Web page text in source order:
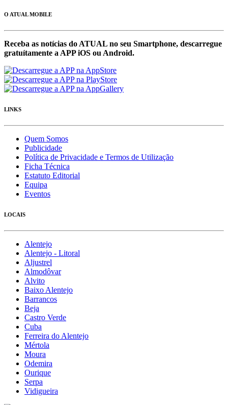
O ATUAL MOBILE
Receba as notícias do ATUAL no seu Smartphone, descarregue
gratuítamente a APP iOS ou Android.
LINKS
Quem Somos
Publicidade
Política de Privacidade e Termos de Utilização
Ficha Técnica
Estatuto Editorial
Equipa
Eventos
LOCAIS
Alentejo
Alentejo - Litoral
Aljustrel
Almodôvar
Alvito
Baixo Alentejo
Barrancos
Beja
Castro Verde
Cuba
Ferreira do Alentejo
Mértola
Moura
Odemira
Ourique
Serpa
Vidigueira